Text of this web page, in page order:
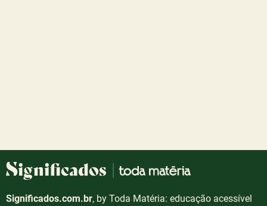
Significados.com.br, by Toda Matéria: educação acessível